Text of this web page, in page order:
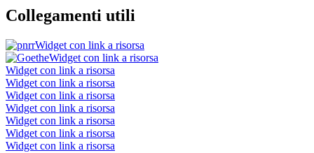
Collegamenti utili
Widget con link a risorsa
Widget con link a risorsa
Widget con link a risorsa
Widget con link a risorsa
Widget con link a risorsa
Widget con link a risorsa
Widget con link a risorsa
Widget con link a risorsa
Widget con link a risorsa